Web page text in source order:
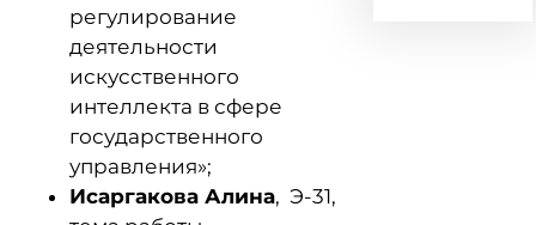
регулирование
деятельности
искусственного
интеллекта в сфере
государственного
управления»;
Исаргакова Алина, Э-31,